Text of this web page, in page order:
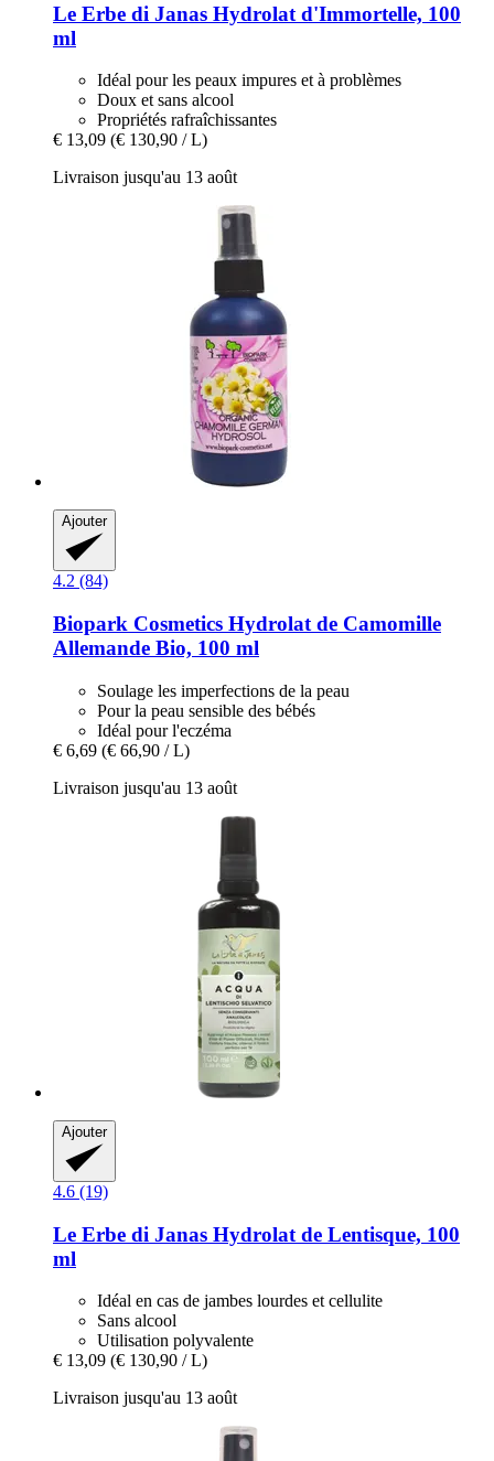
Le Erbe di Janas Hydrolat d'Immortelle, 100
ml
Idéal pour les peaux impures et à problèmes
Doux et sans alcool
Propriétés rafraîchissantes
€ 13,09 (€ 130,90 / L)
Livraison jusqu'au 13 août
Ajouter
4.2 (84)
Biopark Cosmetics Hydrolat de Camomille
Allemande Bio, 100 ml
Soulage les imperfections de la peau
Pour la peau sensible des bébés
Idéal pour l'eczéma
€ 6,69 (€ 66,90 / L)
Livraison jusqu'au 13 août
Ajouter
4.6 (19)
Le Erbe di Janas Hydrolat de Lentisque, 100
ml
Idéal en cas de jambes lourdes et cellulite
Sans alcool
Utilisation polyvalente
€ 13,09 (€ 130,90 / L)
Livraison jusqu'au 13 août